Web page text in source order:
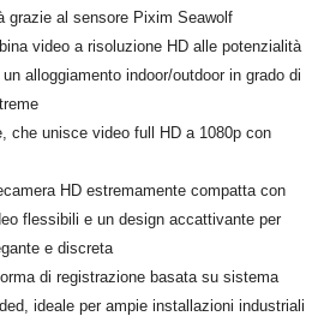
grazie al sensore Pixim Seawolf
video a risoluzione HD alle potenzialità
alloggiamento indoor/outdoor in grado di
che unisce video full HD a 1080p con
HD estremamente compatta con
flessibili e un design accattivante per
e discreta
di registrazione basata su sistema
ideale per ampie installazioni industriali